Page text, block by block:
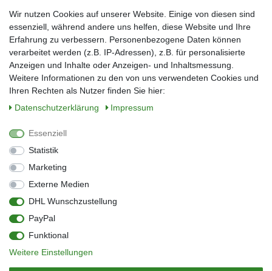
Nachname*
E-Mail*
Sie können den Newsletter jederzeit kostenlos abbestellen.
** gilt für Lieferungen innerhalb Deutschlands, Lieferzeiten für andere Länder
entnehmen Sie bitte der Schaltfläche mit den Versandinformationen
Widerrufs­recht
Kontakt
Barrierefreiheitserklärung
Zahlung & Versand
Vertrag widerrufen
© Copyright 2026 | Alle Rechte vorbehalten.
Wir nutzen Cookies auf unserer Website. Einige von diesen sind
essenziell, während andere uns helfen, diese Website und Ihre
Erfahrung zu verbessern. Personenbezogene Daten können
verarbeitet werden (z.B. IP-Adressen), z.B. für personalisierte
Anzeigen und Inhalte oder Anzeigen- und Inhaltsmessung.
Weitere Informationen zu den von uns verwendeten Cookies und
Ihren Rechten als Nutzer finden Sie hier:
Daten­schutz­erklärung
Impressum
Essenziell
Statistik
Marketing
Externe Medien
DHL Wunschzustellung
PayPal
Funktional
Weitere Einstellungen